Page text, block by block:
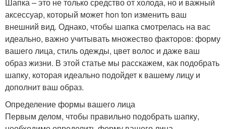
Шапка – это не только средство от холода, но и важный
аксессуар, который может hon ton изменить ваш
внешний вид. Однако, чтобы шапка смотрелась на вас
идеально, важно учитывать множество факторов: форму
вашего лица, стиль одежды, цвет волос и даже ваш
образ жизни. В этой статье мы расскажем, как подобрать
шапку, которая идеально подойдет к вашему лицу и
дополнит ваш образ.
Определение формы вашего лица
Первым делом, чтобы правильно подобрать шапку,